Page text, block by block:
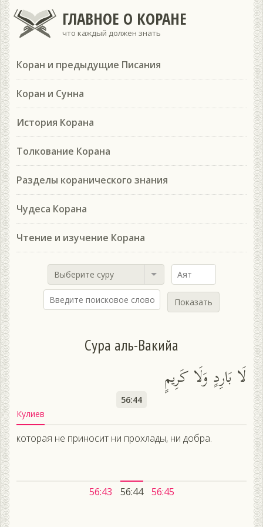
ГЛАВНОЕ О КОРАНЕ
что каждый должен знать
Коран и предыдущие Писания
Коран и Сунна
История Корана
Толкование Корана
Разделы коранического знания
Чудеса Корана
Чтение и изучение Корана
Выберите суру
Показать
Сура аль-Вакийа
لَا بَارِدٍ وَلَا كَرِيمٍ
56:44
Кулиев
которая не приносит ни прохлады, ни добра.
56:43 56:44 56:45